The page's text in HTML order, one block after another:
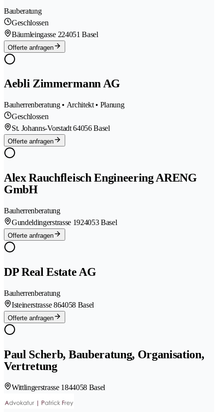
Bauberatung
Geschlossen
Bäumleingasse 224051 Basel
Offerte anfragen
Aebli Zimmermann AG
Bauherrenberatung • Architekt • Planung
Geschlossen
St. Johanns-Vorstadt 64056 Basel
Offerte anfragen
Alex Rauchfleisch Engineering ARENG
GmbH
Bauherrenberatung
Gundeldingerstrasse 1924053 Basel
Offerte anfragen
DP Real Estate AG
Bauherrenberatung
Isteinerstrasse 864058 Basel
Offerte anfragen
Paul Scherb, Bauberatung, Organisation,
Vertretung
Wittlingerstrasse 1844058 Basel